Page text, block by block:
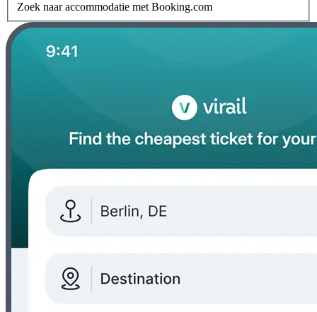
Zoek naar accommodatie met Booking.com